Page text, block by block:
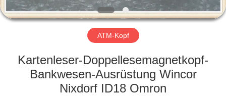
FABRIK-
QUALITÄTSKONTROLLE
ATM-Kopf
Kartenleser-Doppellesemagnetkopf-
Bankwesen-Ausrüstung Wincor
Nixdorf ID18 Omron